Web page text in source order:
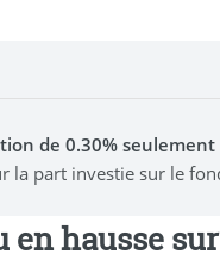
de 0.30%
la part investie sur le
hausse sur